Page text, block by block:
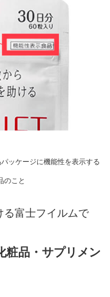
ッケージに機能性を表示する
のこと
る富士フイルムで
粧品・サプリメン